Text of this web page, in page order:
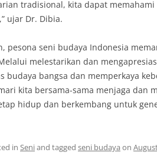
tradisional, kita dapat
ujar Dr. Dibia.
pesona seni budaya Indonesia
melestarikan dan
budaya bangsa dan memperkaya
kita bersama-sama menjaga dan
hidup dan berkembang untuk
in Seniand tagged seni budaya on